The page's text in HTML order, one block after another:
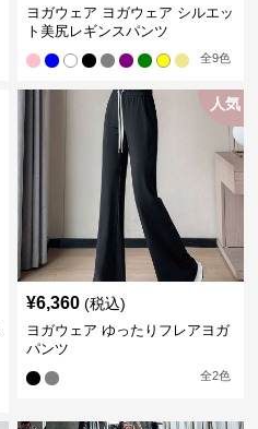
ヨガウェア ヨガウェア シルエッ
ト美尻レギンスパンツ
全9色
人気
¥6,360 (税込)
ヨガウェア ゆったりフレアヨガ
パンツ
全2色